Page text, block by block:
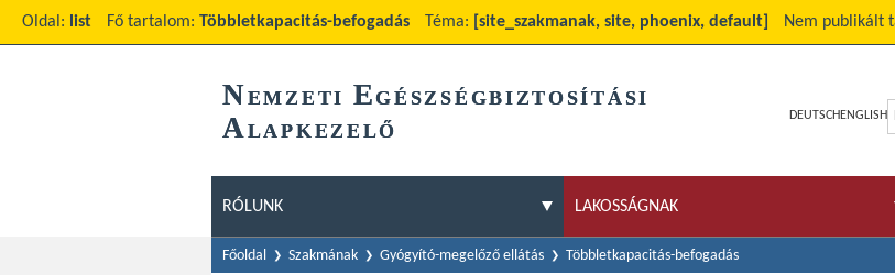
Oldal: list Fő tartalom: Többletkapacitás-befogadás Téma: [site_szakmanak, site, phoenix, default] Nem publikált
NEMZETI EGÉSZSÉGBIZTOSÍTÁSI
ALAPKEZELŐ
DEUTSCH ENGLISH
RÓLUNK LAKOSSÁGNAK
Főoldal Szakmának Gyógyító-megelőző ellátás Többletkapacitás-befogadás